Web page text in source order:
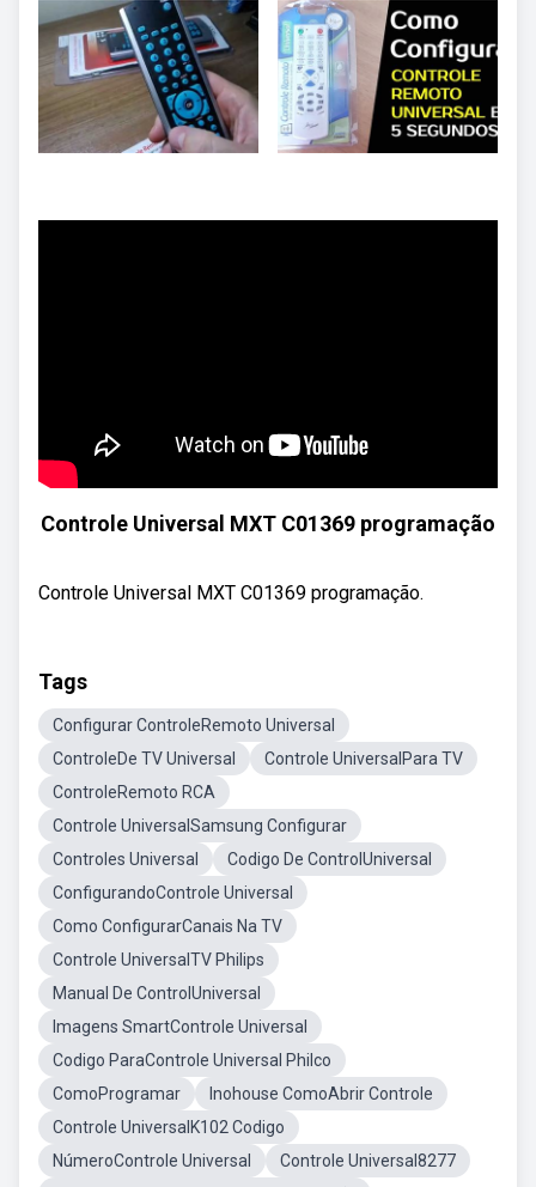
Controle Universal MXT C01369 programação
Controle Universal MXT C01369 programação.
Tags
Configurar ControleRemoto Universal
ControleDe TV Universal
Controle UniversalPara TV
ControleRemoto RCA
Controle UniversalSamsung Configurar
Controles Universal
Codigo De ControlUniversal
ConfigurandoControle Universal
Como ConfigurarCanais Na TV
Controle UniversalTV Philips
Manual De ControlUniversal
Imagens SmartControle Universal
Codigo ParaControle Universal Philco
ComoProgramar
Inohouse ComoAbrir Controle
Controle UniversalK102 Codigo
NúmeroControle Universal
Controle Universal8277